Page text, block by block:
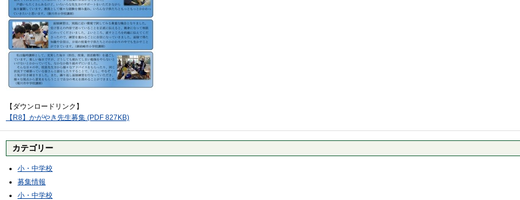
【ダウンロードリンク】
【R8】かがやき先生募集 (PDF 827KB)
カテゴリー
小・中学校
募集情報
小・中学校